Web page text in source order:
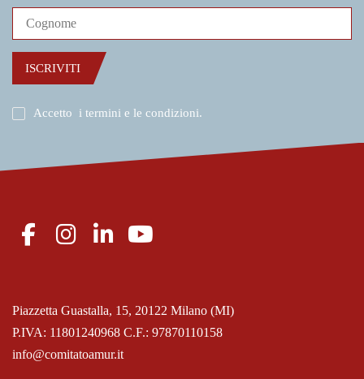
ISCRIVITI
Accetto i termini e le condizioni.
P.IVA: 11801240968 C.F.: 97870110158
Piazzetta Guastalla, 15, 20122 Milano (MI)
info@comitatoamur.it